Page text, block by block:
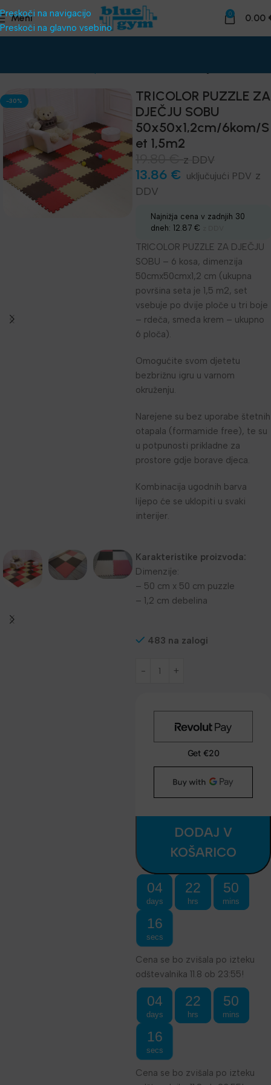
Preskoči na navigacijo
Preskoči na glavno vsebino
Meni 0 0.00
-30%
TRICOLOR PUZZLE ZA
DJEČJU SOBU
50x50x1,2cm/6kom/S
et 1,5m2
z DDV
13.86 €
z
DDV
Najnižja cena v zadnjih 30
dneh: 12.87 €
TRICOLOR PUZZLE ZA DJEČJU
SOBU – 6 kosa, dimenzija
50cmx50cmx1,2 cm (ukupna
površina seta je 1,5 m2, set
vsebuje po dvije ploče u tri boje
– rdeča, smeđa krem – ukupno
6 ploča).
Omogućite svom djetetu
bezbrižnu igru u varnom
okruženju.
Narejene su bez uporabe štetnih
otapala (formamide free), te su
u potpunosti prikladne za
prostore gdje borave djeca.
Kombinacija ugodnih barva
lijepo će se uklopiti u svaki
interijer.
Karakteristike proizvoda:
Dimenzije:
– 50 cm x 50 cm puzzle
– 1,2 cm debelina
483 na zalogi
DODAJ V
KOŠARICO
04
days
22
hrs
50
mins
16
secs
Cena se bo zvišala po izteku
odštevalnika 11.8 ob 23:55!
04
days
22
hrs
50
mins
16
secs
Cena se bo zvišala po izteku